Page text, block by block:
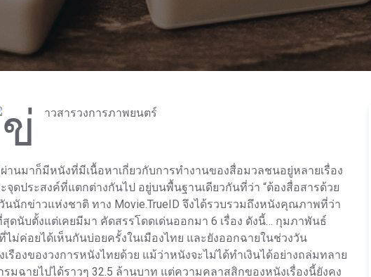
านมาก็มีหนังที่มีเนื้อหาเกี่ยวกับการทำงานของสื่อมวลชนอยู่หลายเรื่อง
จุดประสงค์ที่แตกต่างกันไป อยู่บนพื้นฐานเดียวกันที่ว่า “ต้องสื่อสารด้วย
นนักข่าวแห่งชาติ ทาง Movie.TrueID จึงได้รวบรวมถึงหนังคุณภาพที่ว่า
ดนับตั้งแต่เคยมีมา คัดสรรโดดเด่นออกมา 6 เรื่อง ดังนี้… กุมภาพันธ์
ม่ค่อยได้เห็นกันบ่อยครั้งในเมืองไทย และยังออกฉายในช่วงวัน
รืองของวงการหนังไทยด้วย แม้ว่าหนังจะไม่ได้ทำเงินได้อย่างถล่มทลาย
รมฉายไปได้ราวๆ 32.5 ล้านบาท แต่ความคลาสสิกของหนังเรื่องนี้ยังคง